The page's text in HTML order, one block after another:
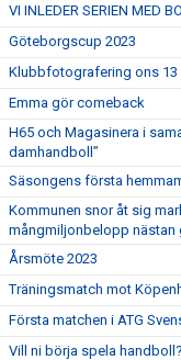
VI INLEDER SERIEN MED
Göteborgscup 2023
Klubbfotografering ons 13
Emma gör comeback
H65 och Magasinera i
damhandboll”
Säsongens första
Kommunen snor åt sig
mångmiljonbelopp nästan
Årsmöte 2023
Träningsmatch mot
Första matchen i ATG
Vill ni börja spela handboll?